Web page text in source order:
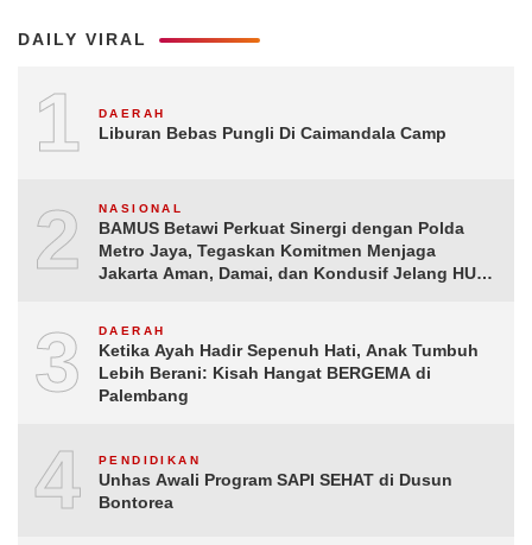
DAILY VIRAL
1 DAERAH
Liburan Bebas Pungli Di Caimandala Camp
2 NASIONAL
BAMUS Betawi Perkuat Sinergi dengan Polda
Metro Jaya, Tegaskan Komitmen Menjaga
Jakarta Aman, Damai, dan Kondusif Jelang HUT
3 DAERAH
Ketika Ayah Hadir Sepenuh Hati, Anak Tumbuh
Lebih Berani: Kisah Hangat BERGEMA di
Palembang
4 PENDIDIKAN
Unhas Awali Program SAPI SEHAT di Dusun
Bontorea